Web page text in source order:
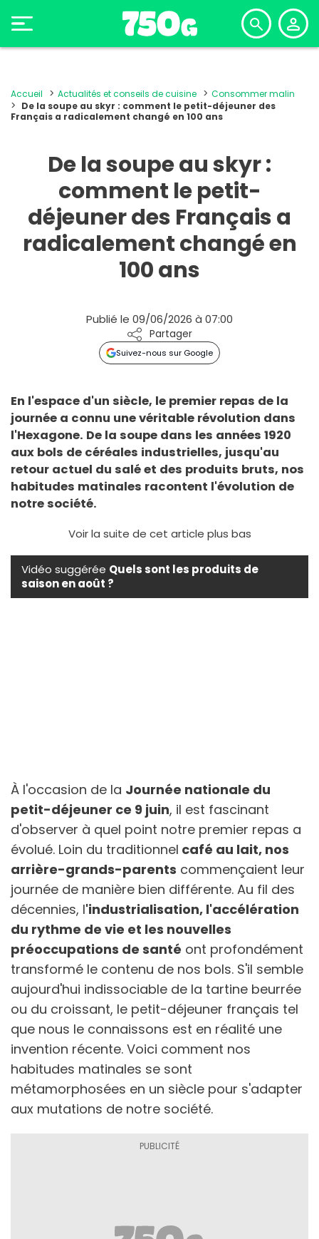
Accueil Actualités et conseils de cuisine
Consommer malin
De la soupe au skyr : comment le petit-déjeuner des
Français a radicalement changé en 100 ans
De la soupe au skyr :
comment le petit-
déjeuner des Français a
radicalement changé en
100 ans
Publié le 09/06/2026 à 07:00
Partager
Suivez-nous sur Google
En l'espace d'un siècle, le premier repas de la
journée a connu une véritable révolution dans
l'Hexagone. De la soupe dans les années 1920
aux bols de céréales industrielles, jusqu'au
retour actuel du salé et des produits bruts, nos
habitudes matinales racontent l'évolution de
notre société.
Voir la suite de cet article plus bas
Vidéo suggérée Quels sont les produits de
saison en août ?
À l'occasion de la Journée nationale du
petit-déjeuner ce 9 juin, il est fascinant
d'observer à quel point notre premier repas a
évolué. Loin du traditionnel café au lait, nos
arrière-grands-parents commençaient leur
journée de manière bien différente. Au fil des
décennies, l'industrialisation, l'accélération
du rythme de vie et les nouvelles
préoccupations de santé ont profondément
transformé le contenu de nos bols. S'il semble
aujourd'hui indissociable de la tartine beurrée
ou du croissant, le petit-déjeuner français tel
que nous le connaissons est en réalité une
invention récente. Voici comment nos
habitudes matinales se sont
métamorphosées en un siècle pour s'adapter
aux mutations de notre société.